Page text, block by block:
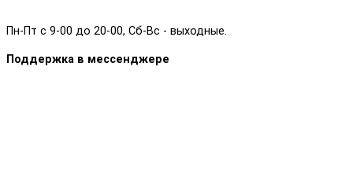
Пн-Пт с 9-00 до 20-00, Сб-Вс - выходные.
Поддержка в мессенджере